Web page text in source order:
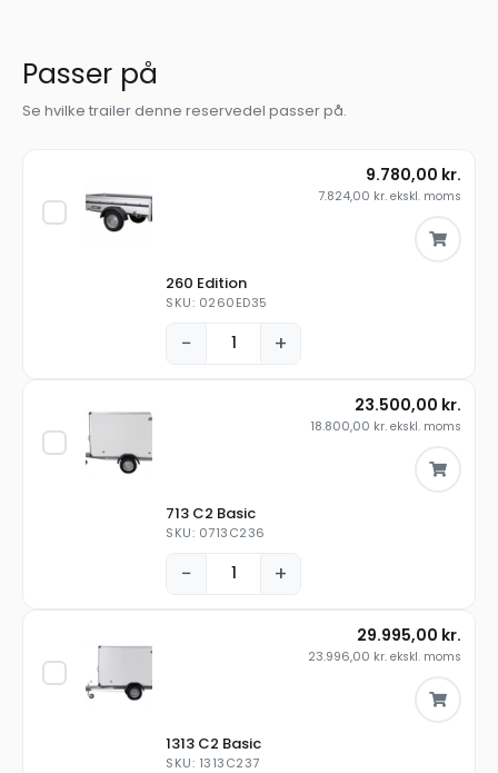
Passer på
Se hvilke trailer denne reservedel passer på.
260 Edition
SKU: 0260ED35
− +
9.780,00 kr.
7.824,00 kr. ekskl. moms
713 C2 Basic
SKU: 0713C236
− +
23.500,00 kr.
18.800,00 kr. ekskl. moms
1313 C2 Basic
SKU: 1313C237
29.995,00 kr.
23.996,00 kr. ekskl. moms